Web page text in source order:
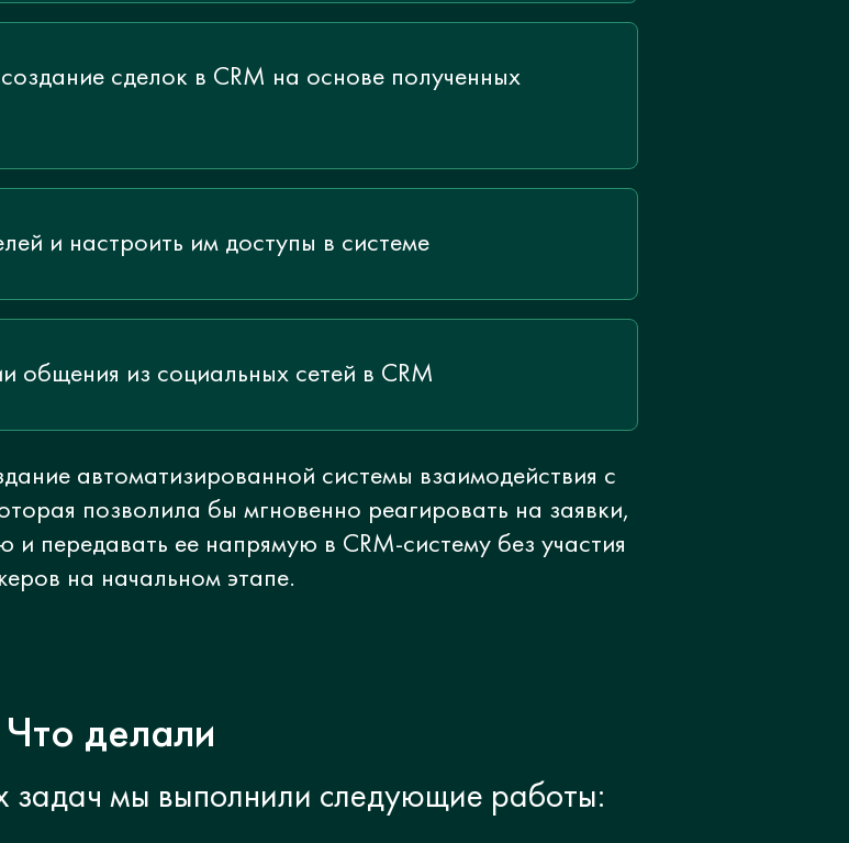
сделок в CRM на основе полученных
и настроить им доступы в системе
общения из социальных сетей в CRM
автоматизированной системы взаимодействия с
позволила бы мгновенно реагировать на заявки,
передавать ее напрямую в CRM-систему без участия
на начальном этапе.
Что делали
задач мы выполнили следующие работы: